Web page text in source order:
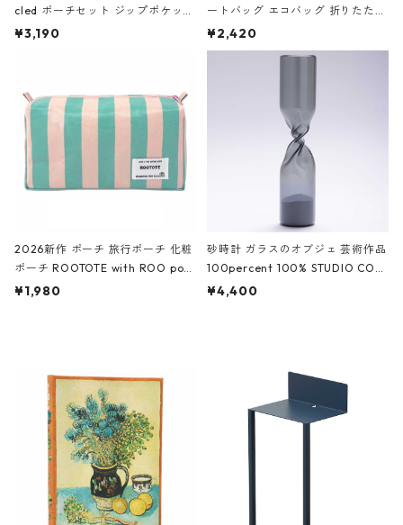
cled ポーチセット ジップポケット
ファスナーポーチ 撥水加工 トラベ
ーガンディー、オフホワイト
¥3,190
ートバッグ エコバッグ 折りたたみ
大きめ 撥水加工 収納ポーチ CRO
CODILE/Black クロコダイル/ブラ
¥2,420
2026新作 ポーチ 旅行ポーチ 化粧
ポーチ ROOTOTE with ROO pou
ch 3532 ルートート WR.ポーチ.ラ
¥1,980
砂時計 ガラスのオブジェ 芸術作品
100percent 100% STUDIO COH
AKU Timeless 100パーセント ス
¥4,400